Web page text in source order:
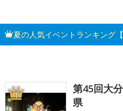
夏の人気イベントランキング【
1
第45回大
県